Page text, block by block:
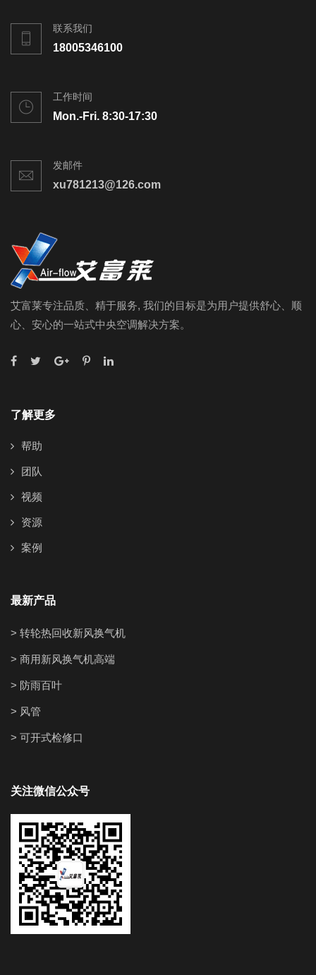
联系我们
18005346100
工作时间
Mon.-Fri. 8:30-17:30
发邮件
xu781213@126.com
艾富莱专注品质、精于服务, 我们的目标是为用户提供舒心、顺
心、安心的一站式中央空调解决方案。
了解更多
帮助
团队
视频
资源
案例
最新产品
> 转轮热回收新风换气机
> 商用新风换气机高端
> 防雨百叶
> 风管
> 可开式检修口
关注微信公众号